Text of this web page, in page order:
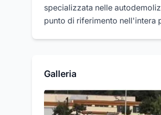
specializzata nelle
punto di riferimento nell'intera
Galleria